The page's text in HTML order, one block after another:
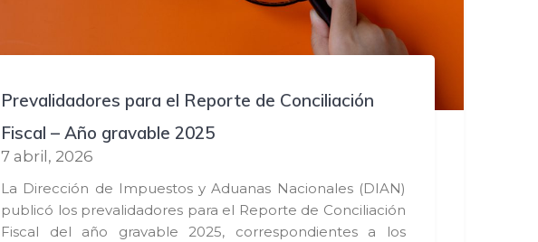
Prevalidadores para el Reporte de Conciliación
Fiscal – Año gravable 2025
7 abril, 2026
La Dirección de Impuestos y Aduanas Nacionales (DIAN)
publicó los prevalidadores para el Reporte de Conciliación
Fiscal del año gravable 2025, correspondientes a los